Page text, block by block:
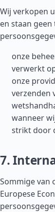
Wij verkopen
en staan
onze
verwerkt
onze
verzenden
wanneer
strikt door
7.
Sommige van
Europese